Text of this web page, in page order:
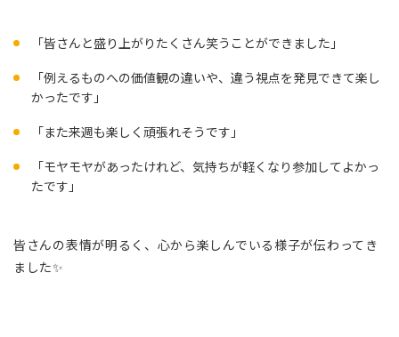
「皆さんと盛り上がりたくさん笑うことができました」
「例えるものへの価値観の違いや、違う視点を発見できて楽し
かったです」
「また来週も楽しく頑張れそうです」
「モヤモヤがあったけれど、気持ちが軽くなり参加してよかっ
たです」
皆さんの表情が明るく、心から楽しんでいる様子が伝わってき
ました✨